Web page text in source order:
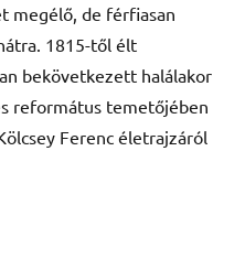
megélő, de férfiasan
1815-től élt
bekövetkezett halálakor
református temetőjében
Ferenc életrajzáról